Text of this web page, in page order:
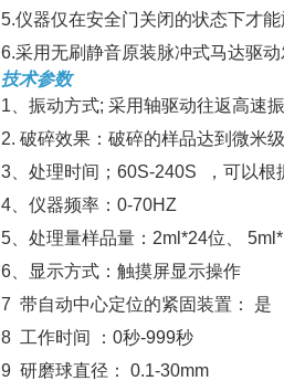
5.仪器仅在安全门关闭的状态下才
6.采用无刷静音原装脉冲式马达驱动
技术参数
1、振动方式; 采用轴驱动往返高速
2. 破碎效果：破碎的样品达到微米级
3、处理时间；60S-240S ，可以根
4、仪器频率：0-70HZ
5、处理量样品量：2ml*24位、
6、显示方式：触摸屏显示操作
7 带自动中心定位的紧固装置： 是
8 工作时间 ：0秒-999秒
9 研磨球直径： 0.1-30mm